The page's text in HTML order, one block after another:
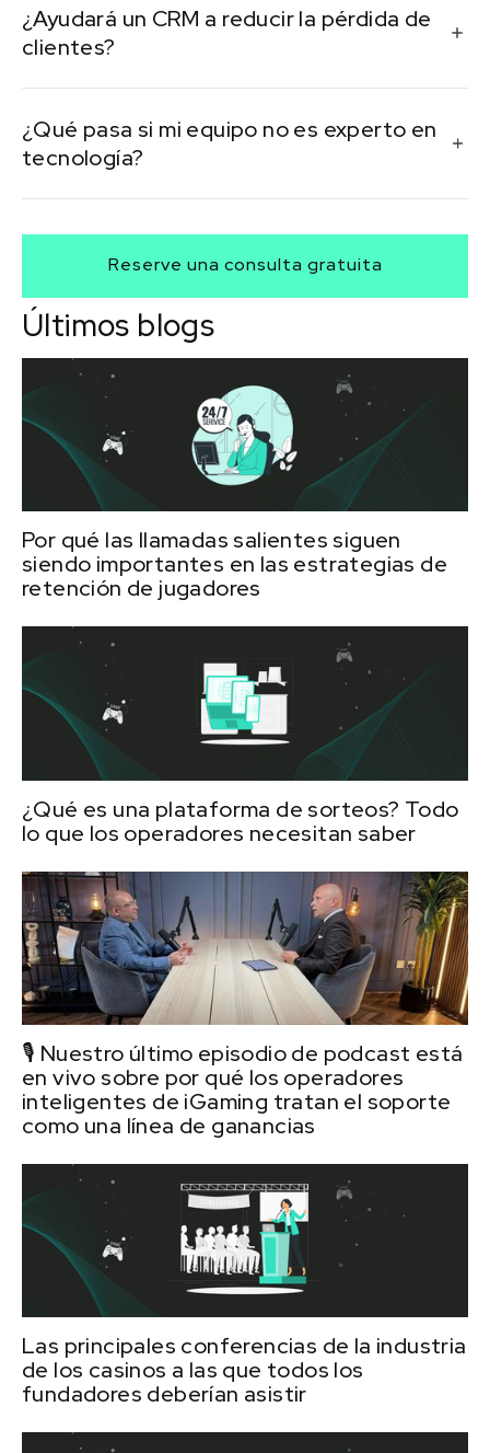
marketing por correo electrónico, captación de
clientes potenciales y segmentación de audiencias.
¿Ayudará un CRM a reducir la pérdida de
clientes?
el historial del servicio, los CRM ayudan a prevenir
problemas antes de que provoquen cancelaciones.
¿Qué pasa si mi equipo no es experto en
tecnología?
y soporte. Muchas plataformas ofrecen ayuda de
incorporación específica para las pymes.
Reserve una consulta gratuita
Últimos blogs
Por qué las llamadas salientes siguen
siendo importantes en las estrategias de
retención de jugadores
¿Qué es una plataforma de sorteos? Todo
lo que los operadores necesitan saber
🎙️ Nuestro último episodio de podcast está
en vivo sobre por qué los operadores
inteligentes de iGaming tratan el soporte
como una línea de ganancias
Las principales conferencias de la industria
de los casinos a las que todos los
fundadores deberían asistir